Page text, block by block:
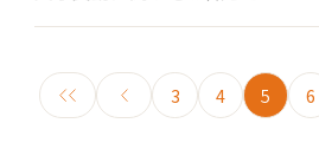
3 4 5 6